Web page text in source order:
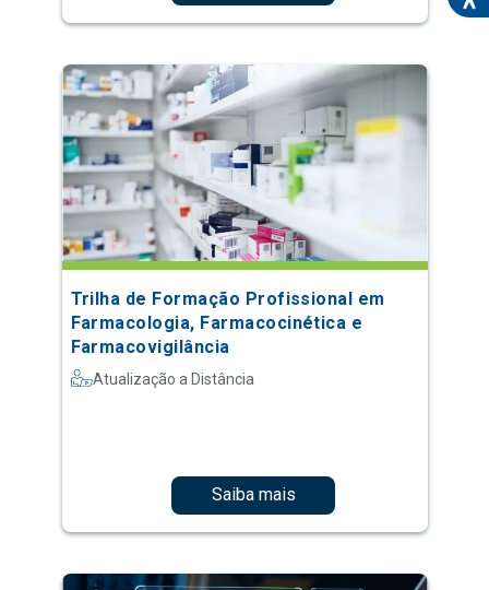
Trilha de Formação Profissional em
Farmacologia, Farmacocinética e
Farmacovigilância
Atualização a Distância
Saiba mais